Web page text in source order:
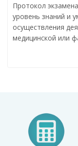
Протокол
уровень знаний и
осуществления
медицинской или